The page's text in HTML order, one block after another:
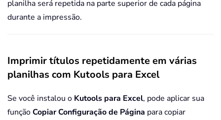
planilha será repetida na parte superior de cada página
durante a impressão.
Imprimir títulos repetidamente em várias
planilhas com Kutools para Excel
Se você instalou o Kutools para Excel, pode aplicar sua
funçãoCopiar Configuração de Página para copiar